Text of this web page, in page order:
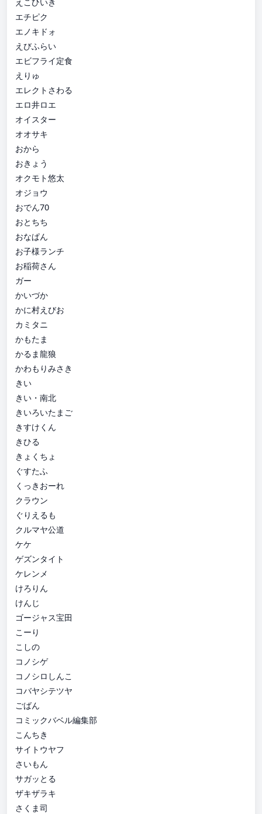
エチピク
エノキドォ
えびふらい
エビフライ定食
えりゅ
エレクトさわる
エロ井ロエ
オイスター
オオサキ
おから
おきょう
オクモト悠太
オジョウ
おでん70
おとちち
おなぱん
お子様ランチ
お稲荷さん
ガー
かいづか
かに村えびお
カミタニ
かもたま
かるま龍狼
かわもりみさき
きい
きい・南北
きいろいたまご
きすけくん
きひる
きょくちょ
ぐすたふ
くっきおーれ
クラウン
ぐりえるも
クルマヤ公道
ケケ
ゲズンタイト
ケレンメ
けろりん
けんじ
ゴージャス宝田
こーり
こしの
コノシゲ
コノシロしんこ
コバヤシテツヤ
ごばん
コミックバベル編集部
こんちき
サイトウヤフ
さいもん
サガッとる
ザキザラキ
さくま司